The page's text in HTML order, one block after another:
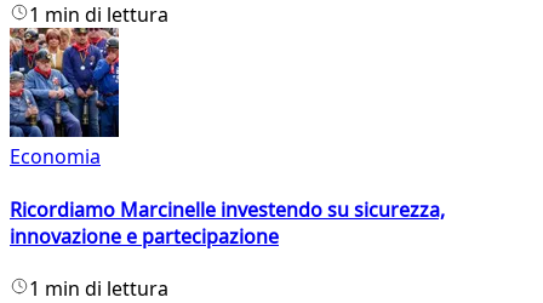
1 min di lettura
Economia
Ricordiamo Marcinelle investendo su sicurezza,
innovazione e partecipazione
1 min di lettura